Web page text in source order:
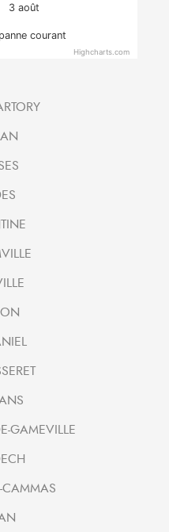
3 août
courant
Highcharts.com
GAMEVILLE
CAMMAS